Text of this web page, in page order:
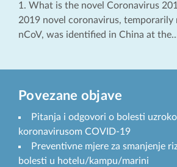
1. What is the novel Coronavirus
2019 novel coronavirus, temporarily
nCoV, was identified in China at
Povezane objave
Pitanja i odgovori o bolesti
koronavirusom COVID-19
Preventivne mjere za smanjenje
bolesti u hotelu/kampu/marini